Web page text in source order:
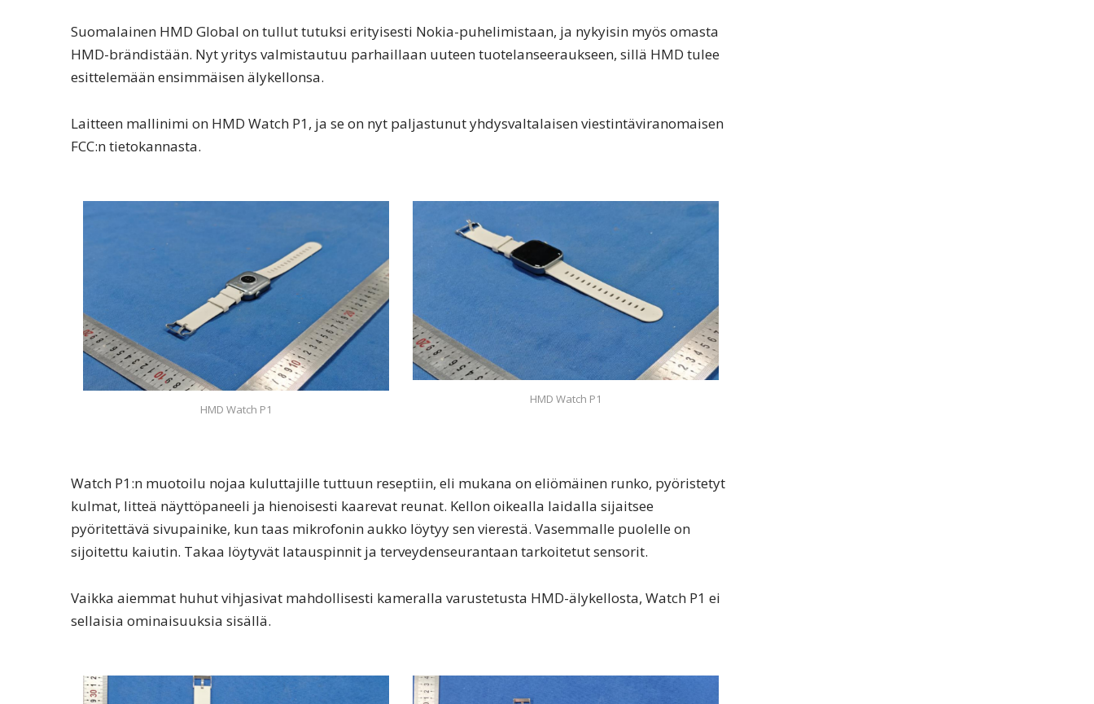
Suomalainen HMD Global on tullut tutuksi erityisesti Nokia-puhelimistaan, ja nykyisin myös omasta
HMD-brändistään. Nyt yritys valmistautuu parhaillaan uuteen tuotelanseeraukseen, sillä HMD tulee
esittelemään ensimmäisen älykellonsa.
Laitteen mallinimi on HMD Watch P1, ja se on nyt paljastunut yhdysvaltalaisen viestintäviranomaisen
FCC:n tietokannasta.
HMD Watch P1
HMD Watch P1
Watch P1:n muotoilu nojaa kuluttajille tuttuun reseptiin, eli mukana on eliömäinen runko, pyöristetyt
kulmat, litteä näyttöpaneeli ja hienoisesti kaarevat reunat. Kellon oikealla laidalla sijaitsee
pyöritettävä sivupainike, kun taas mikrofonin aukko löytyy sen vierestä. Vasemmalle puolelle on
sijoitettu kaiutin. Takaa löytyvät latauspinnit ja terveydenseurantaan tarkoitetut sensorit.
Vaikka aiemmat huhut vihjasivat mahdollisesti kameralla varustetusta HMD-älykellosta, Watch P1 ei
sellaisia ominaisuuksia sisällä.